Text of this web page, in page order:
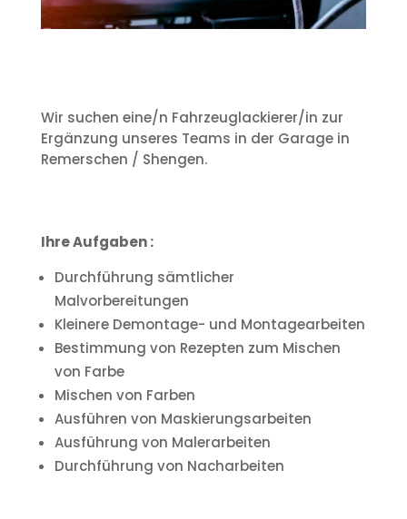
Wir suchen eine/n Fahrzeuglackierer/in zur
Ergänzung unseres Teams in der Garage in
Remerschen / Shengen.
Ihre Aufgaben :
Durchführung sämtlicher
Malvorbereitungen
Kleinere Demontage- und Montagearbeiten
Bestimmung von Rezepten zum Mischen
von Farbe
Mischen von Farben
Ausführen von Maskierungsarbeiten
Ausführung von Malerarbeiten
Durchführung von Nacharbeiten